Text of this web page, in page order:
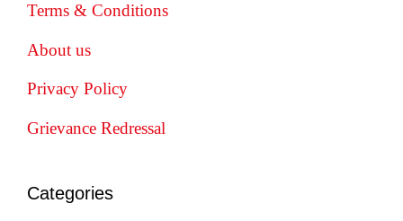
Terms & Conditions
About us
Privacy Policy
Grievance Redressal
Categories